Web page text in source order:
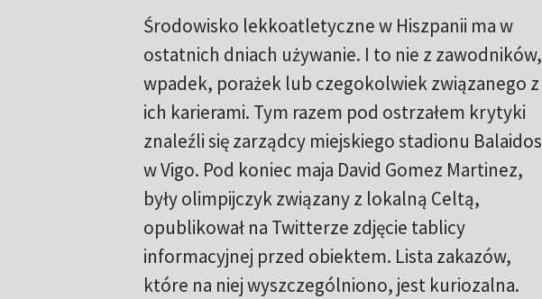
Środowisko lekkoatletyczne w Hiszpanii ma w
ostatnich dniach używanie. I to nie z zawodników,
wpadek, porażek lub czegokolwiek związanego z
ich karierami. Tym razem pod ostrzałem krytyki
znaleźli się zarządcy miejskiego stadionu Balaidos
w Vigo. Pod koniec maja David Gomez Martinez,
były olimpijczyk związany z lokalną Celtą,
opublikował na Twitterze zdjęcie tablicy
informacyjnej przed obiektem. Lista zakazów,
które na niej wyszczególniono, jest kuriozalna.